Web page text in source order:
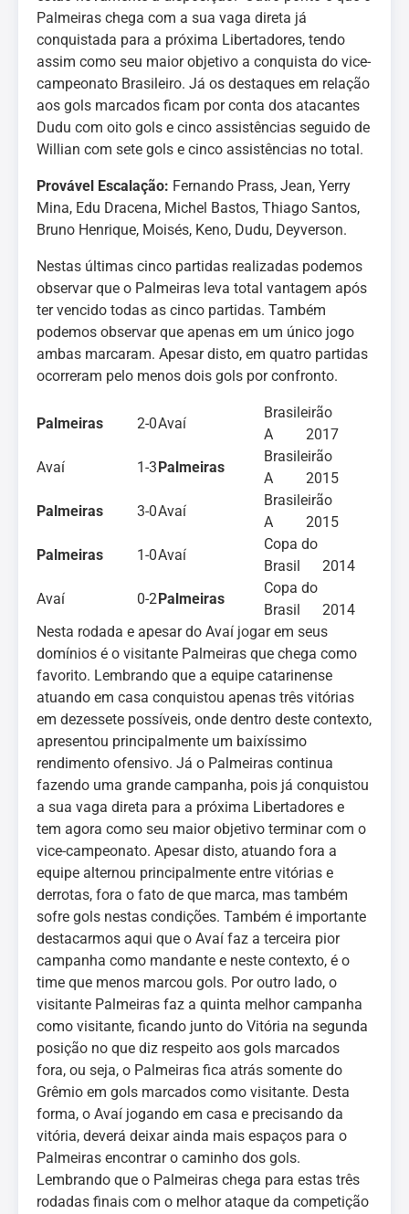
Palmeiras chega com a sua vaga direta já
conquistada para a próxima Libertadores, tendo
assim como seu maior objetivo a conquista do vice-
campeonato Brasileiro. Já os destaques em relação
aos gols marcados ficam por conta dos atacantes
Dudu com oito gols e cinco assistências seguido de
Willian com sete gols e cinco assistências no total.
Provável Escalação: Fernando Prass, Jean, Yerry
Mina, Edu Dracena, Michel Bastos, Thiago Santos,
Bruno Henrique, Moisés, Keno, Dudu, Deyverson.
Nestas últimas cinco partidas realizadas podemos
observar que o Palmeiras leva total vantagem após
ter vencido todas as cinco partidas. Também
podemos observar que apenas em um único jogo
ambas marcaram. Apesar disto, em quatro partidas
ocorreram pelo menos dois gols por confronto.
Palmeiras 2-0Avaí
Brasileirão
A 2017
Avaí
1-3Palmeiras
Brasileirão
A 2015
Palmeiras
3-0Avaí
Brasileirão
A 2015
Palmeiras
1-0Avaí
Copa do
Brasil 2014
Avaí
0-2Palmeiras
Copa do
Brasil 2014
Nesta rodada e apesar do Avaí jogar em seus
domínios é o visitante Palmeiras que chega como
favorito. Lembrando que a equipe catarinense
atuando em casa conquistou apenas três vitórias
em dezessete possíveis, onde dentro deste contexto,
apresentou principalmente um baixíssimo
rendimento ofensivo. Já o Palmeiras continua
fazendo uma grande campanha, pois já conquistou
a sua vaga direta para a próxima Libertadores e
tem agora como seu maior objetivo terminar com o
vice-campeonato. Apesar disto, atuando fora a
equipe alternou principalmente entre vitórias e
derrotas, fora o fato de que marca, mas também
sofre gols nestas condições. Também é importante
destacarmos aqui que o Avaí faz a terceira pior
campanha como mandante e neste contexto, é o
time que menos marcou gols. Por outro lado, o
visitante Palmeiras faz a quinta melhor campanha
como visitante, ficando junto do Vitória na segunda
posição no que diz respeito aos gols marcados
fora, ou seja, o Palmeiras fica atrás somente do
Grêmio em gols marcados como visitante. Desta
forma, o Avaí jogando em casa e precisando da
vitória, deverá deixar ainda mais espaços para o
Palmeiras encontrar o caminho dos gols.
Lembrando que o Palmeiras chega para estas três
rodadas finais com o melhor ataque da competição